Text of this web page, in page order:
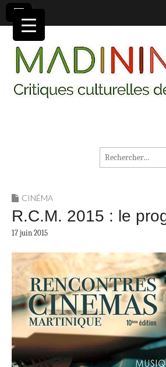
Rechercher :
CINÉMA
R.C.M. 2015 : le
17 juin 2015